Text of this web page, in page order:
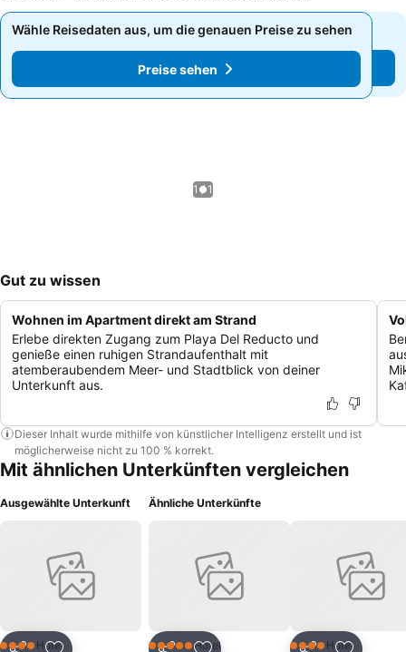
Wähle Reisedaten aus, um die genauen Preise zu sehen
Preise sehen
Wähle Reisedaten aus, um die genauen Preise zu sehen
Preise sehen
1 / 1
Gut zu wissen
Wohnen im Apartment direkt am Strand
Erlebe direkten Zugang zum Playa Del Reducto und
genieße einen ruhigen Strandaufenthalt mit
atemberaubendem Meer- und Stadtblick von deiner
Unterkunft aus.
Dieser Inhalt wurde mithilfe von künstlicher Intelligenz erstellt und ist
möglicherweise nicht zu 100 % korrekt.
Mit ähnlichen Unterkünften vergleichen
Ausgewählte Unterkunft
Hotel
Ähnliche Unterkünfte
Hotel Hotel